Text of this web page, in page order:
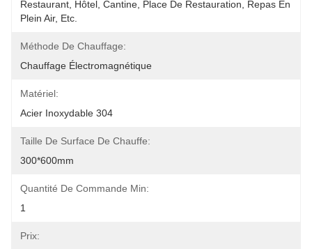
Restaurant, Hôtel, Cantine, Place De Restauration, Repas En
Plein Air, Etc.
Méthode De Chauffage:
Chauffage Électromagnétique
Matériel:
Acier Inoxydable 304
Taille De Surface De Chauffe:
300*600mm
Quantité De Commande Min:
1
Prix: